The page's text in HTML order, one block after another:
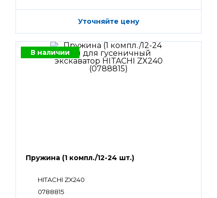
Уточняйте цену
В наличии
Пружина (1 компл./12-24 шт.)
HITACHI ZX240
0788815